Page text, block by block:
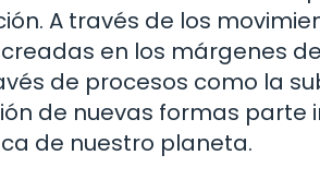
A través de los
en los márgenes
de procesos como la
de nuevas formas parte
de nuestro planeta.